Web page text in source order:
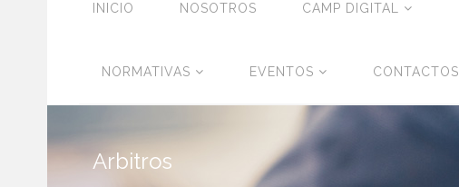
INICIO NOSOTROS CAMP DIGITAL
NORMATIVAS EVENTOS CONTACTOS
Arbitros